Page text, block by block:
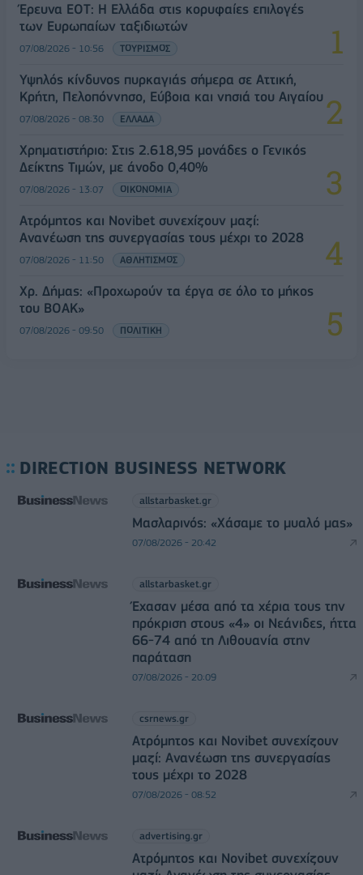
Έρευνα ΕΟΤ: Η Ελλάδα στις κορυφαίες επιλογές
των Ευρωπαίων ταξιδιωτών
07/08/2026 - 10:56 ΤΟΥΡΙΣΜΟΣ
Υψηλός κίνδυνος πυρκαγιάς σήμερα σε Αττική,
Κρήτη, Πελοπόννησο, Εύβοια και νησιά του Αιγαίου
07/08/2026 - 08:30 ΕΛΛΑΔΑ
Χρηματιστήριο: Στις 2.618,95 μονάδες ο Γενικός
Δείκτης Τιμών, με άνοδο 0,40%
07/08/2026 - 13:07 ΟΙΚΟΝΟΜΙΑ
Ατρόμητος και Novibet συνεχίζουν μαζί:
Ανανέωση της συνεργασίας τους μέχρι το 2028
07/08/2026 - 11:50 ΑΘΛΗΤΙΣΜΟΣ
Χρ. Δήμας: «Προχωρούν τα έργα σε όλο το μήκος
του ΒΟΑΚ»
07/08/2026 - 09:50 ΠΟΛΙΤΙΚΗ
DIRECTION BUSINESS NETWORK
allstarbasket.gr
Μασλαρινός: «Χάσαμε το μυαλό μας»
07/08/2026 - 20:42
allstarbasket.gr
Έχασαν μέσα από τα χέρια τους την
πρόκριση στους «4» οι Νεάνιδες, ήττα
66-74 από τη Λιθουανία στην
παράταση
07/08/2026 - 20:09
csrnews.gr
Ατρόμητος και Novibet συνεχίζουν
μαζί: Ανανέωση της συνεργασίας
τους μέχρι το 2028
07/08/2026 - 08:52
advertising.gr
Ατρόμητος και Novibet συνεχίζουν